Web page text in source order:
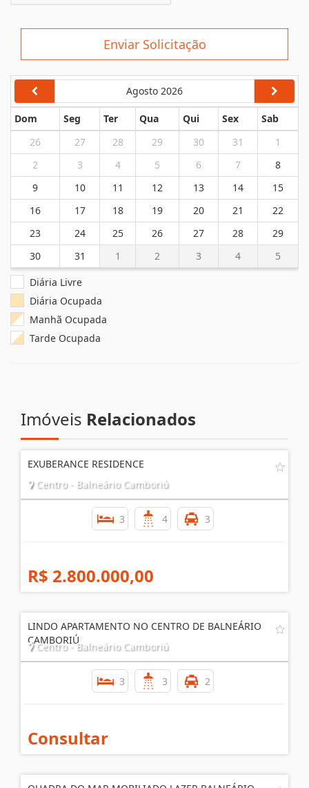
Enviar Solicitação
Agosto 2026
Dom Seg Ter Qua Qui Sex
Sab
26
27 28 29 30 31
1
2
3 4 5 6 7
8
9
10 11 12 13 14
15
16
17 18 19 20 21
22
23
24 25 26 27 28
29
30
31 1 2 3 4
5
Diária Livre
Diária Ocupada
Manhã Ocupada
Tarde Ocupada
Imóveis Relacionados
EXUBERANCE RESIDENCE
Centro - Balneário Camboriú
3 4 3
R$ 2.800.000,00
LINDO APARTAMENTO NO CENTRO DE BALNEÁRIO
CAMBORIÚ
Centro - Balneário Camboriú
3 3 2
Consultar